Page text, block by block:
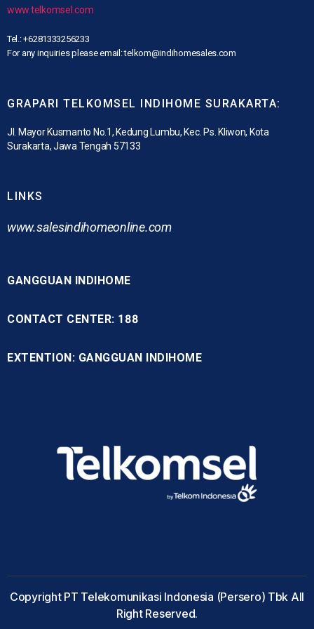
www.telkomsel.com
Tel.: +6281333256233
For any inquiries please email: telkom@indihomesales.com
GRAPARI TELKOMSEL INDIHOME SURAKARTA:
Jl. Mayor Kusmanto No.1, Kedung Lumbu, Kec. Ps. Kliwon, Kota
Surakarta, Jawa Tengah 57133
LINKS
www.salesindihomeonline.com
GANGGUAN INDIHOME
CONTACT CENTER: 188
EXTENTION: GANGGUAN INDIHOME
Copyright PT Telekomunikasi Indonesia (Persero) Tbk All
Right Reserved.